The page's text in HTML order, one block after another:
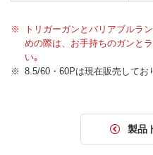
トリガーガンとバリアブルラ
めの際は、お手持ちのガンと
い｡
8.5/60・60Pは現在販売してお
製品